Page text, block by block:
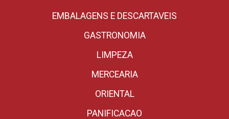
EMBALAGENS E DESCARTAVEIS
GASTRONOMIA
LIMPEZA
MERCEARIA
ORIENTAL
PANIFICACAO